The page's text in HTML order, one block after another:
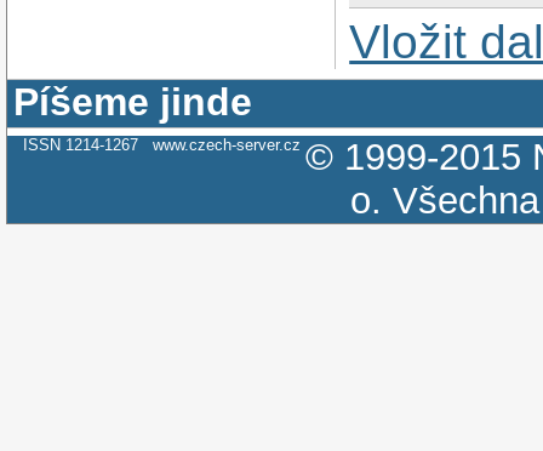
Vložit
Píšeme jinde
ISSN 1214-1267 www.czech-server.cz © 1999-2015
o.